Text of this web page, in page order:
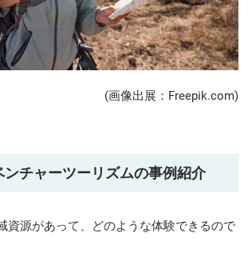
(画像出展：Freepik.com)
チャーツーリズムの事例紹介
資源があって、どのような体験できるので